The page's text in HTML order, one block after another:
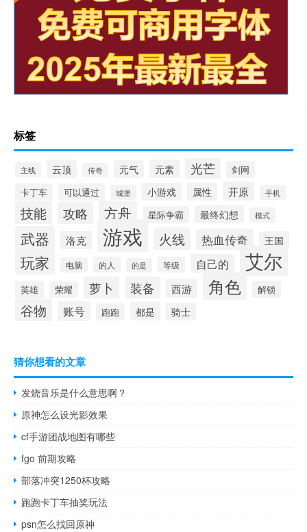
标签
主线 云顶 传奇 元气 元素 光芒
剑网
卡丁车
可以通过 城堡 小游戏 属性 开原 手机
技能 攻略 方舟 星际争霸 最终幻想 模式
武器 洛克 游戏 火线 热血传奇 王国
玩家 电脑 的人 的是 等级 自己的 艾尔
英雄 荣耀 萝卜 装备 西游 角色 解锁
谷物 账号 跑跑 都是 骑士
猜你想看的文章
发烧音乐是什么意思啊？
原神怎么设光影效果
cf手游团战地图有哪些
fgo 前期攻略
部落冲突1250杯攻略
跑跑卡丁车抽奖玩法
psn怎么找回原神